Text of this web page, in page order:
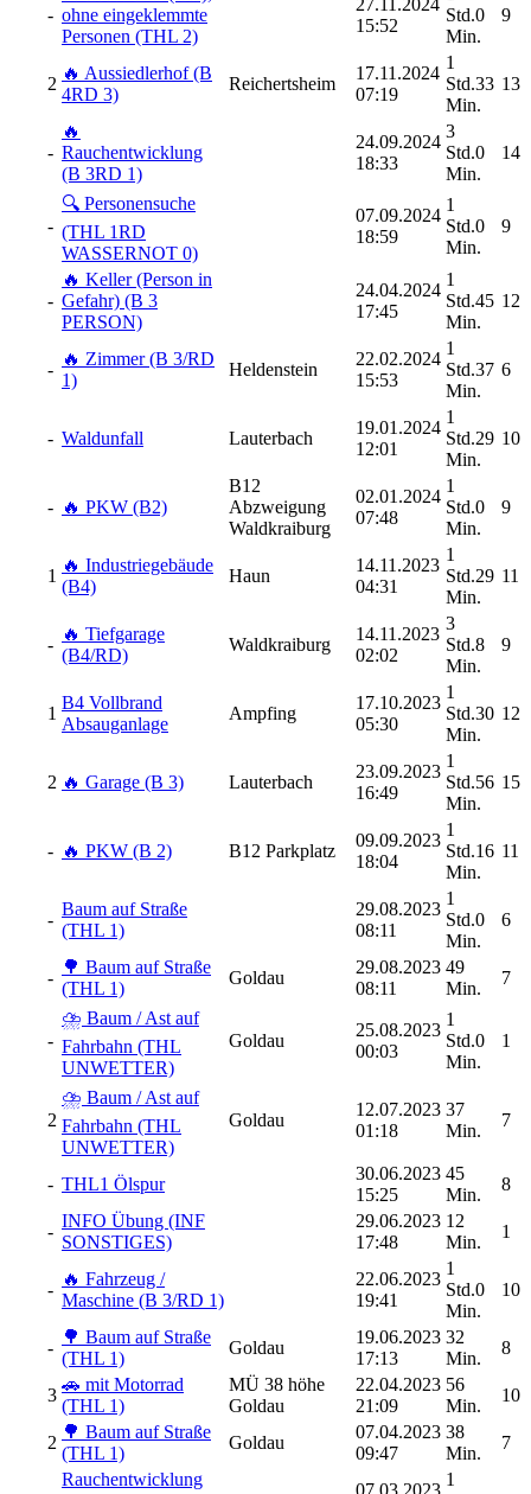
- ohne eingeklemmte
Personen (THL 2)
27.11.2024
15:52
Std.0
Min.
9
2
🔥 Aussiedlerhof (B
4RD 3)
Reichertsheim
17.11.2024
07:19
1
Std.33
Min.
13
-
🔥
Rauchentwicklung
(B 3RD 1)
24.09.2024
18:33
3
Std.0
Min.
14
-
🔍 Personensuche
(THL 1RD
WASSERNOT 0)
07.09.2024
18:59
1
Std.0
Min.
9
-
🔥 Keller (Person in
Gefahr) (B 3
PERSON)
24.04.2024
17:45
1
Std.45
Min.
12
-
🔥 Zimmer (B 3/RD
1)
Heldenstein
22.02.2024
15:53
1
Std.37
Min.
6
- Waldunfall Lauterbach
19.01.2024
12:01
1
Std.29
Min.
10
- 🔥 PKW (B2)
B12
Abzweigung
Waldkraiburg
02.01.2024
07:48
1
Std.0
Min.
9
1
🔥 Industriegebäude
(B4)
Haun
14.11.2023
04:31
1
Std.29
Min.
11
-
🔥 Tiefgarage
(B4/RD)
Waldkraiburg
14.11.2023
02:02
3
Std.8
Min.
9
1
B4 Vollbrand
Absauganlage
Ampfing
17.10.2023
05:30
1
Std.30
Min.
12
2 🔥 Garage (B 3) Lauterbach
23.09.2023
16:49
1
Std.56
Min.
15
- 🔥 PKW (B 2) B12 Parkplatz
09.09.2023
18:04
1
Std.16
Min.
11
-
Baum auf Straße
(THL 1)
29.08.2023
08:11
1
Std.0
Min.
6
-
🌳 Baum auf Straße
(THL 1)
Goldau
29.08.2023
08:11
49
Min.
7
-
⛈️ Baum / Ast auf
Fahrbahn (THL
UNWETTER)
Goldau
25.08.2023
00:03
1
Std.0
Min.
1
2
⛈️ Baum / Ast auf
Fahrbahn (THL
UNWETTER)
Goldau
12.07.2023
01:18
37
Min.
7
- THL1 Ölspur
30.06.2023
15:25
45
Min.
8
-
INFO Übung (INF
SONSTIGES)
29.06.2023
17:48
12
Min.
1
-
🔥 Fahrzeug /
Maschine (B 3/RD 1)
22.06.2023
19:41
1
Std.0
Min.
10
-
🌳 Baum auf Straße
(THL 1)
Goldau
19.06.2023
17:13
32
Min.
8
3
🚗 mit Motorrad
(THL 1)
MÜ 38 höhe
Goldau
22.04.2023
21:09
56
Min.
10
2
🌳 Baum auf Straße
(THL 1)
Goldau
07.04.2023
09:47
38
Min.
7
Rauchentwicklung
1